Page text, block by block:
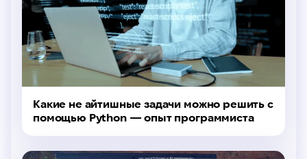
Какие не айтишные задачи можно решить с
помощью Python — опыт программиста